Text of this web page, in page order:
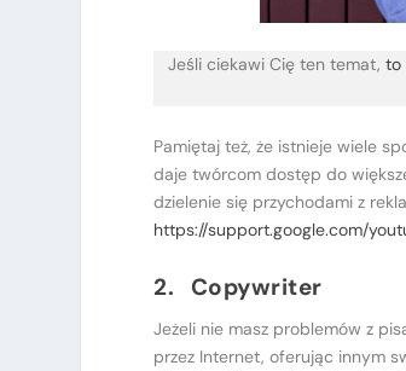
Jeśli ciekawi Cię ten temat,to
Pamiętaj też, że istnieje wiele
daje twórcom dostęp do
dzielenie się przychodami z
https://support.google.com/
2. Copywriter
Jeżeli nie masz problemów z
przez Internet, oferując innym